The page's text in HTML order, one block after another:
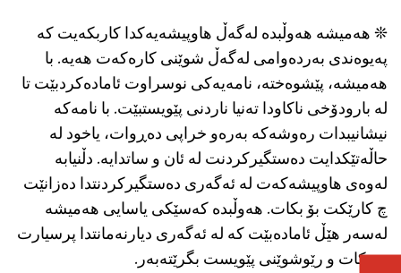
❊ هەمیشە هەوڵبدە لەگەڵ هاوپیشەیەکدا كاربکەیت كه
په‌یوه‌ندی به‌رده‌وامی له‌گه‌ڵ شوێنی كاره‌كه‌ت هه‌یه‌. با
هه‌میشه، پێشوه‌خته‌،‌ نامه‌یه‌كی نوسراوت ئاماده‌كردبێت تا
له‌ بارودۆخی ناكاودا ته‌نیا ناردنی پێویستبێت. با نامه‌كه‌
نیشانیبدات رەوشەکە بەرەو خراپی دەڕوات، یاخود لە
حاڵەتێکدایت دەستگیرکردنت لە ئان و ساتدایە. دڵنیابە
لەوەی هاوپیشەکەت لە ئه‌گه‌ری ده‌ستگیركردنتدا ده‌زانێت
چ كارێكت بۆ بكات. هەوڵبدە كه‌سێكی یاسایی هه‌میشه‌
له‌سه‌ر هێڵ ئاماده‌بێت كه‌ له‌ ئه‌گه‌ری دیارنه‌مانتدا پرسیارت
بۆ بكات و رێوشوێنی پێویست بگرێته‌به‌ر.